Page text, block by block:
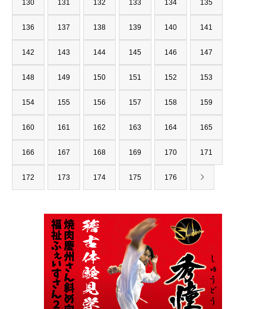
130 131 132 133 134 135
136 137 138 139 140 141
142 143 144 145 146 147
148 149 150 151 152 153
154 155 156 157 158 159
160 161 162 163 164 165
166 167 168 169 170 171
172 173 174 175 176